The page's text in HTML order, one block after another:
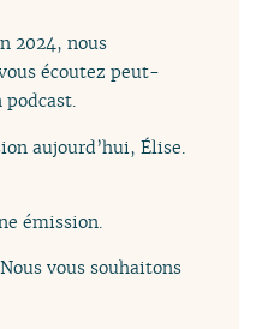
2024, nous
écoutez peut-
aujourd’hui, Élise.
émission.
vous souhaitons